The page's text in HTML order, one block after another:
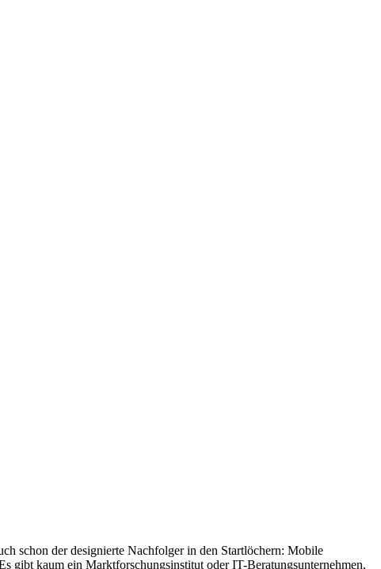
schon der designierte Nachfolger in den Startlöchern: Mobile
gibt kaum ein Marktforschungsinstitut oder IT-Beratungsunternehmen,